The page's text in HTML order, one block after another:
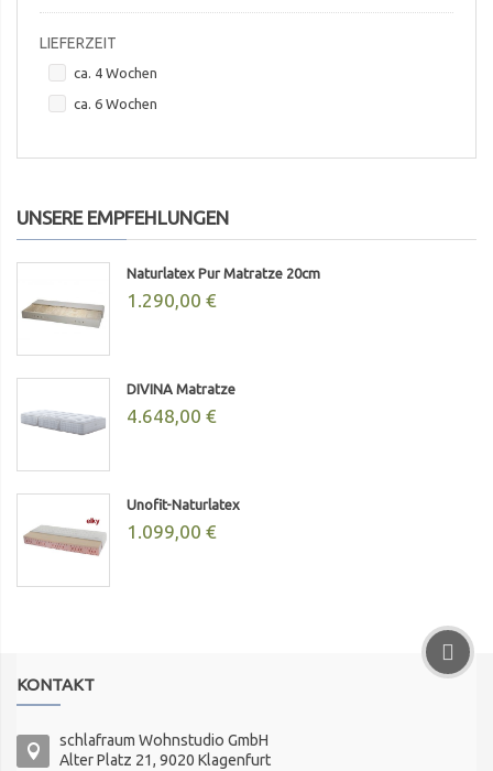
LIEFERZEIT
ca. 4 Wochen
ca. 6 Wochen
UNSERE EMPFEHLUNGEN
Naturlatex Pur Matratze 20cm
1.290,00 €
DIVINA Matratze
4.648,00 €
Unofit-Naturlatex
1.099,00 €
KONTAKT
schlafraum Wohnstudio GmbH
Alter Platz 21, 9020 Klagenfurt